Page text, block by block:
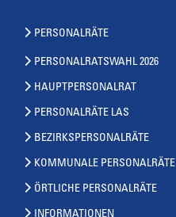
PERSONALRÄTE
PERSONALRATSWAHL 2026
HAUPTPERSONALRAT
PERSONALRÄTE LAS
BEZIRKSPERSONALRÄTE
KOMMUNALE PERSONALRÄTE
ÖRTLICHE PERSONALRÄTE
INFORMATIONEN